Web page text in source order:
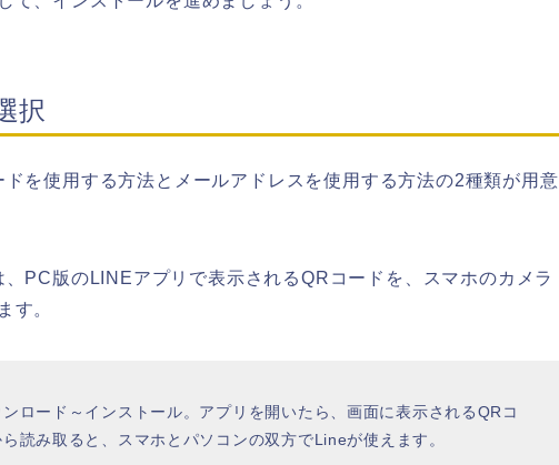
択
ドを使用する方法とメールアドレスを使用する方法の2種類が用意
PC版のLINEアプリで表示されるQRコードを、スマホのカメラ
す。
ロード～インストール。アプリを開いたら、画面に表示されるQRコ
読み取ると、スマホとパソコンの双方でLineが使えます。